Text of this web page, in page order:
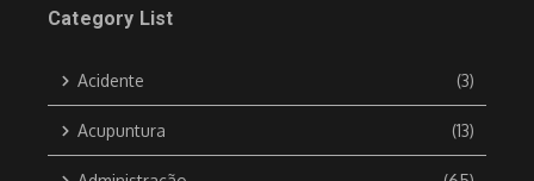
Category List
Acidente (3)
Acupuntura (13)